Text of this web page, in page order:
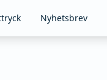
Nyhetsbrev